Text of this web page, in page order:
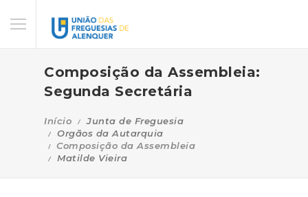
Composição da Assembleia:
Segunda Secretária
Início
Junta de Freguesia
Orgãos da Autarquia
Composição da Assembleia
Matilde Vieira